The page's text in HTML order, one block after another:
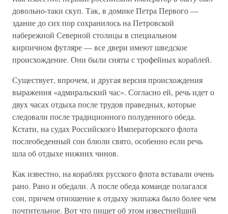
довольно-таки скуп. Так, в домике Петра Первого —
здание до сих пор сохранилось на Петровской
набережной Северной столицы в специальном
кирпичном футляре — все двери имеют шведское
происхождение. Они были сняты с трофейных кораблей.
Существует, впрочем, и другая версия происхождения
выражения «адмиральский час». Согласно ей, речь идет о
двух часах отдыха после трудов праведных, которые
следовали после традиционного полуденного обеда.
Кстати, на судах Российского Императорского флота
послеобеденный сон блюли свято, особенно если речь
шла об отдыхе нижних чинов.
Как известно, на кораблях русского флота вставали очень
рано. Рано и обедали. А после обеда команде полагался
сон, причем отношение к отдыху экипажа было более чем
почтительное. Вот что пишет об этом известнейший